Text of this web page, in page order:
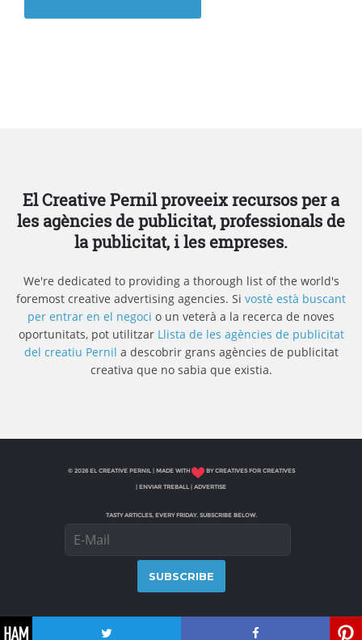
docx.
El Creative Pernil proveeix recursos per a
les agències de publicitat, professionals de
la publicitat, i les empreses.
We're dedicated to providing a thorough list of the world's
foremost creative advertising agencies. Si vostè està buscant
per entrar en el negoci o un veterà a la recerca de noves
oportunitats, pot utilitzar Llista de les agències de publicitat
del creatiu Pernil a descobrir grans agències de publicitat
creativa que no sabia que existia.
© 2026 EL CREATIVE PERNIL | MADE WITH BY CREATIVES FOR CREATIVES
ENVIAR TREBALL ADVERTISE
TASTY ARTICLES, EVERY FRIDAY. SUBSCRIBE BELOW.